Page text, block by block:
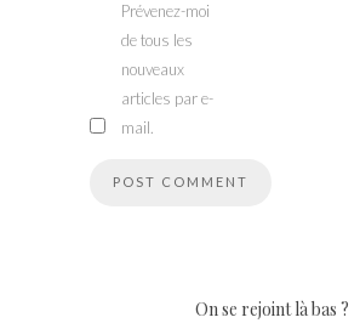
Prévenez-moi
de tous les
nouveaux
articles par e-
mail.
On se rejoint là bas ?